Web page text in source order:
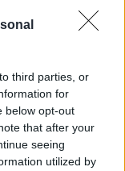
third parties, or
for
below opt-out
that after your
seeing
utilized by
a zastavení řízení.
podala proti dosud
ČTK shání.
odejít z